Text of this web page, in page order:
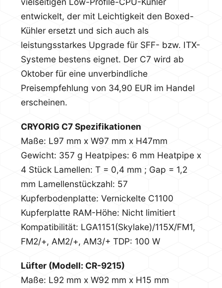
entwickelt, der mit Leichtigkeit den Boxed-
Kühler ersetzt und sich auch als
leistungsstarkes Upgrade für SFF- bzw. ITX-
Systeme bestens eignet. Der C7 wird ab
Oktober für eine unverbindliche
Preisempfehlung von 34,90 EUR im Handel
erscheinen.
CRYORIG C7 Spezifikationen
Maße: L97 mm x W97 mm x H47mm
Gewicht: 357 g Heatpipes: 6 mm Heatpipe x
4 StückLamellen: T = 0,4 mm ; Gap = 1,2
mm Lamellenstückzahl: 57
Kupferbodenplatte: Vernickelte C1100
KupferplatteRAM-Höhe: Nicht limitiert
Kompatibilität: LGA1151(Skylake)/115X/FM1,
FM2/+, AM2/+, AM3/+ TDP: 100 W
Lüfter (Modell: CR-9215)
Maße: L92 mm x W92 mm x H15 mm